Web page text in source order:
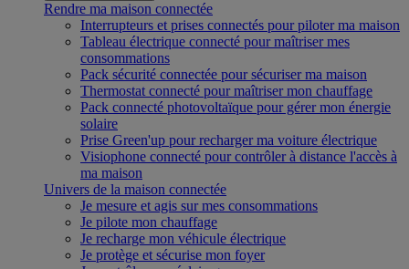
Rendre ma maison connectée
Interrupteurs et prises connectés pour piloter ma maison
Tableau électrique connecté pour maîtriser mes
consommations
Pack sécurité connectée pour sécuriser ma maison
Thermostat connecté pour maîtriser mon chauffage
Pack connecté photovoltaïque pour gérer mon énergie
solaire
Prise Green'up pour recharger ma voiture électrique
Visiophone connecté pour contrôler à distance l'accès à
ma maison
Univers de la maison connectée
Je mesure et agis sur mes consommations
Je pilote mon chauffage
Je recharge mon véhicule électrique
Je protège et sécurise mon foyer